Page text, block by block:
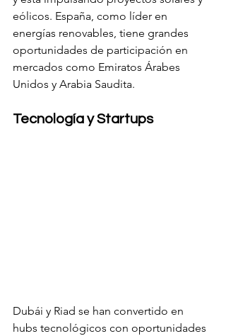
eólicos. España, como líder en
energías renovables, tiene grandes
oportunidades de participación en
mercados como Emiratos Árabes
Unidos y Arabia Saudita.
Tecnología y Startups
Dubái y Riad se han convertido en
hubs tecnológicos con oportunidades